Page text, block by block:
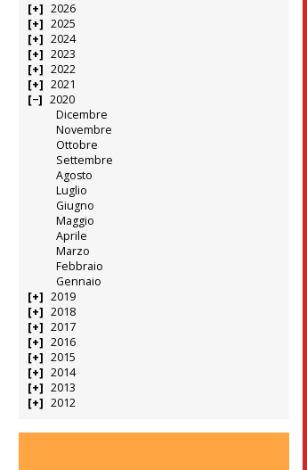
2026
2025
2024
2023
2022
2021
2020
Dicembre
Novembre
Ottobre
Settembre
Agosto
Luglio
Giugno
Maggio
Aprile
Marzo
Febbraio
Gennaio
2019
2018
2017
2016
2015
2014
2013
2012